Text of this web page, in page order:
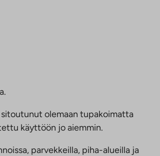
sitoutunut olemaan tupakoimatta
käyttöön jo aiemmin.
parvekkeilla, piha-alueilla ja